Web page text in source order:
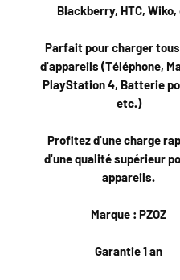
Blackberry, HTC,
Parfait pour charger
d'appareils (Téléphone,
PlayStation 4, Batterie
etc.)
Profitez d'une charge
d'une qualité supérieur
appareils.
Marque : PZOZ
Garantie 1 an